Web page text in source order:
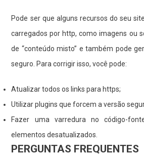
Pode ser que alguns recursos do seu
carregados por http, como imagens ou
de “conteúdo misto” e também pode
seguro. Para corrigir isso, você pode:
Atualizar todos os links para https;
Utilizar plugins que forcem a versão
Fazer uma varredura no código-
elementos desatualizados.
PERGUNTAS FREQUENTES